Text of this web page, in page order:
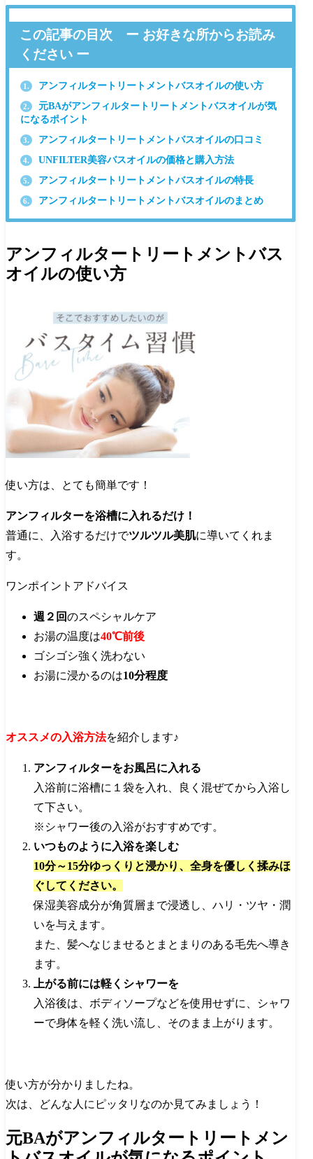
この記事の目次 ー お好きな所からお読み
ください ー
1. アンフィルタートリートメントバスオイルの使い方
2.
元BAがアンフィルタートリートメントバスオイルが気
になるポイント
3. アンフィルタートリートメントバスオイルの口コミ
4. UNFILTER美容バスオイルの価格と購入方法
5. アンフィルタートリートメントバスオイルの特長
6. アンフィルタートリートメントバスオイルのまとめ
アンフィルタートリートメントバス
オイルの使い方
使い方は、とても簡単です！
アンフィルターを浴槽に入れるだけ！
普通に、入浴するだけでツルツル美肌に導いてくれま
す。
ワンポイントアドバイス
週２回のスペシャルケア
お湯の温度は40℃前後
ゴシゴシ強く洗わない
お湯に浸かるのは10分程度
オススメの入浴方法を紹介します♪
アンフィルターをお風呂に入れる
入浴前に浴槽に１袋を入れ、良く混ぜてから入浴し
て下さい。
※シャワー後の入浴がおすすめです。
いつものように入浴を楽しむ
10分～15分ゆっくりと浸かり、全身を優しく揉みほ
ぐしてください。
保湿美容成分が角質層まで浸透し、ハリ・ツヤ・潤
いを与えます。
また、髪へなじませるとまとまりのある毛先へ導き
ます。
上がる前には軽くシャワーを
入浴後は、ボディソープなどを使用せずに、シャワ
ーで身体を軽く洗い流し、そのまま上がります。
使い方が分かりましたね。
次は、どんな人にピッタリなのか見てみましょう！
元BAがアンフィルタートリートメン